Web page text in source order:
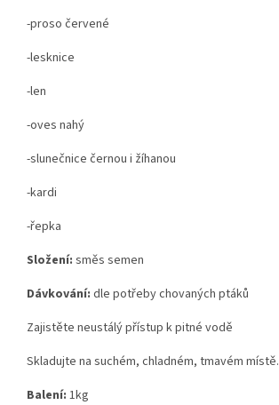
-proso červené
-lesknice
-len
-oves nahý
-slunečnice černou i žíhanou
-kardi
-řepka
Složení: směs semen
Dávkování: dle potřeby chovaných ptáků
Zajistěte neustálý přístup k pitné vodě
Skladujte na suchém, chladném, tmavém místě.
Balení: 1kg